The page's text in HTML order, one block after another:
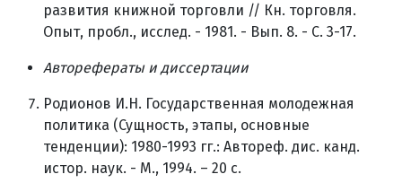
развития книжной торговли // Кн. торговля.
Опыт, пробл., исслед. - 1981. - Вып. 8. - С. 3-17.
Авторефераты и диссертации
Родионов И.Н. Государственная молодежная
политика (Сущность, этапы, основные
тенденции): 1980-1993 гг.: Автореф. дис. канд.
истор. наук. - М., 1994. – 20 с.